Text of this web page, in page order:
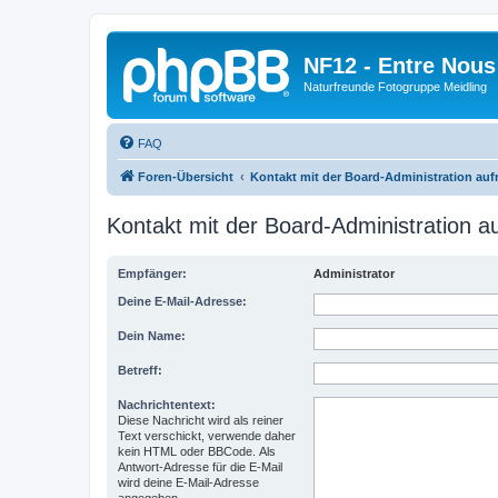
NF12 - Entre Nous
Naturfreunde Fotogruppe Meidling
FAQ
Foren-Übersicht Kontakt mit der Board-Administration
Kontakt mit der Board-Administration
Empfänger: Administrator
Deine E-Mail-Adresse:
Dein Name:
Betreff:
Nachrichtentext:
Diese Nachricht wird als reiner
Text verschickt, verwende daher
kein HTML oder BBCode. Als
Antwort-Adresse für die E-Mail
wird deine E-Mail-Adresse